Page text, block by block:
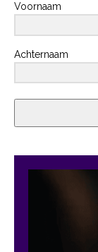
Voornaam
Achternaam